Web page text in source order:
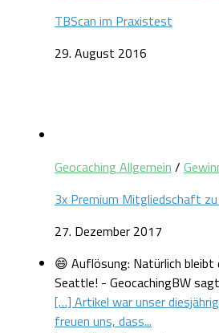
TBScan im Praxistest
29. August 2016
Geocaching Allgemein /
3x Premium Mitgliedschaft
27. Dezember 2017
😄 Auflösung: Natürlich bleibt
Seattle! - GeocachingBW
[…] Artikel war unser
freuen uns, dass...